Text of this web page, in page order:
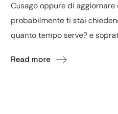
Cusago oppure di
probabilmente ti stai
quanto tempo serve? e
Read more